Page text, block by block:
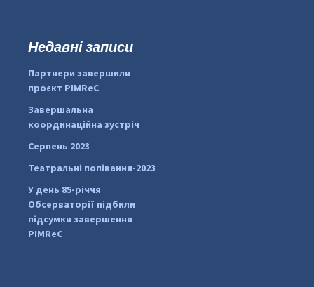
#PipIvanToday
pimrec_project
:Недавні записи
Партнери завершили
проєкт PIMReC
Завершальна
координаційна зустріч
Серпень 2023
Театральні попівання-2023
У день 85-річчя
Обсерваторії підбили
підсумки завершення
PIMReC